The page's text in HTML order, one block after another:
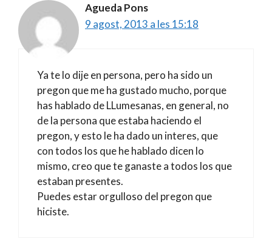
Agueda Pons
9 agost, 2013 a les 15:18
Ya te lo dije en persona, pero ha sido un
pregon que me ha gustado mucho, porque
has hablado de LLumesanas, en general, no
de la persona que estaba haciendo el
pregon, y esto le ha dado un interes, que
con todos los que he hablado dicen lo
mismo, creo que te ganaste a todos los que
estaban presentes.
Puedes estar orgulloso del pregon que
hiciste.